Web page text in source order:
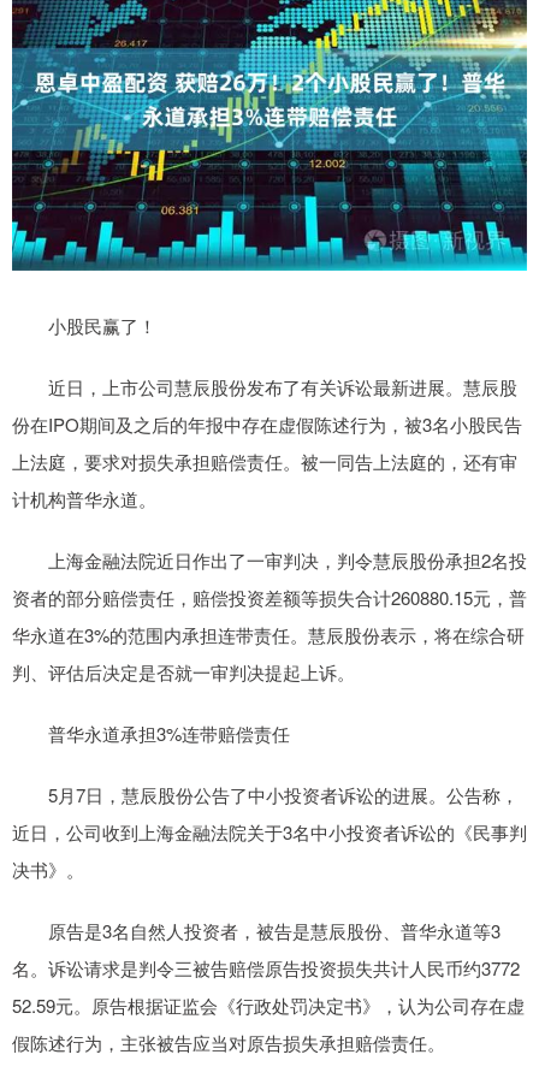
小股民赢了！
近日，上市公司慧辰股份发布了有关诉讼最新进展。慧辰股
份在IPO期间及之后的年报中存在虚假陈述行为，被3名小股民告
上法庭，要求对损失承担赔偿责任。被一同告上法庭的，还有审
计机构普华永道。
上海金融法院近日作出了一审判决，判令慧辰股份承担2名投
资者的部分赔偿责任，赔偿投资差额等损失合计260880.15元，普
华永道在3%的范围内承担连带责任。慧辰股份表示，将在综合研
判、评估后决定是否就一审判决提起上诉。
普华永道承担3%连带赔偿责任
5月7日，慧辰股份公告了中小投资者诉讼的进展。公告称，
近日，公司收到上海金融法院关于3名中小投资者诉讼的《民事判
决书》。
原告是3名自然人投资者，被告是慧辰股份、普华永道等3
名。诉讼请求是判令三被告赔偿原告投资损失共计人民币约3772
52.59元。原告根据证监会《行政处罚决定书》，认为公司存在虚
假陈述行为，主张被告应当对原告损失承担赔偿责任。